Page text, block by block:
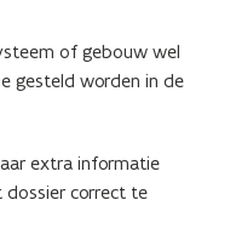
of gebouw wel
gesteld worden in de
extra informatie
dossier correct te